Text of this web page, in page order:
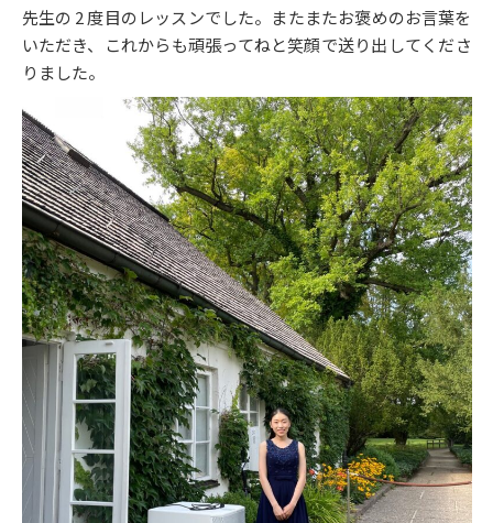
先生の 2 度目のレッスンでした。またまたお褒めのお言葉を
いただき、これからも頑張ってねと笑顔で送り出してくださ
りました。